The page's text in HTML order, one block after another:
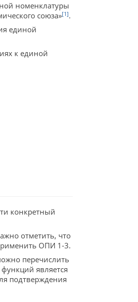
номенклатуры
союза»[1].
единой
к единой
конкретный
отметить, что
ОПИ 1-3.
перечислить
является
подтверждения